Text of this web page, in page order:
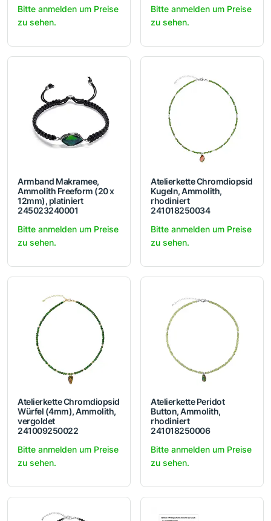
Bitte anmelden um Preise
zu sehen.
Bitte anmelden um Preise
zu sehen.
Armband Makramee,
Ammolith Freeform (20 x
12mm), platiniert
245023240001
Bitte anmelden um Preise
zu sehen.
Atelierkette Chromdiopsid
Kugeln, Ammolith,
rhodiniert
241018250034
Bitte anmelden um Preise
zu sehen.
Atelierkette Chromdiopsid
Würfel (4mm), Ammolith,
vergoldet
241009250022
Bitte anmelden um Preise
zu sehen.
Atelierkette Peridot
Button, Ammolith,
rhodiniert
241018250006
Bitte anmelden um Preise
zu sehen.